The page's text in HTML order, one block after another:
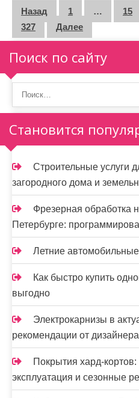
П
а
г
и
н
а
ц
и
я
з
а
п
и
с
е
й
Назад 1 … 15
327
Далее
Поиск по сайту
Становится
Строительные услуги
загородного дома и
Фрезерная обработка
Петербурге:
Летние
Как быстро купить
выгодно
Электрокарнизы в
рекомендации от дизайнера
Покрытия хард-кортов:
эксплуатация и сезонные